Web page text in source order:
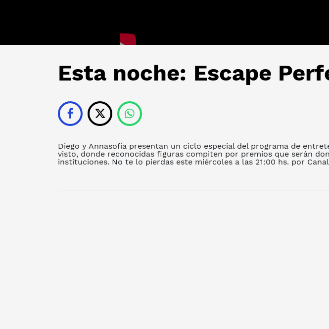
Esta noche: Escape
Diego y Annasofía presentan un ciclo especial del programa de
visto, donde reconocidas figuras compiten por premios que serán
instituciones. No te lo pierdas este miércoles a las 21:00 hs. por Canal